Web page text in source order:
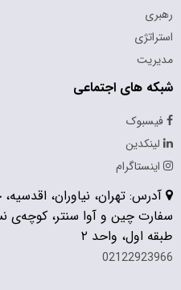
رهبری
استراتژی
مدیریت
شبکه های اجتماعی
فیسبوک
لینکدین
اینستاگرام
آدرس: تهران، نیاوران،
طبقه اول، واحد ۲
02122923966